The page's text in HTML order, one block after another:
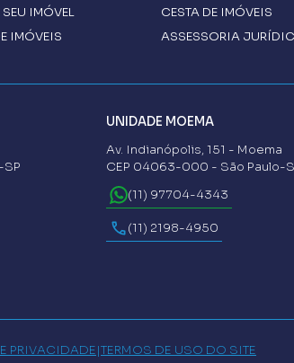
IMÓVEL
IMÓVEIS
CESTA DE IMÓVEIS
ASSESSORIA
UNIDADE MOEMA
Av. Indianópolis, 151 - Moema
CEP 04063-000 - São Paulo-
(11) 97704-4343
(11) 2198-4950
PRIVACIDADE|TERMOS DE USO DO SITE